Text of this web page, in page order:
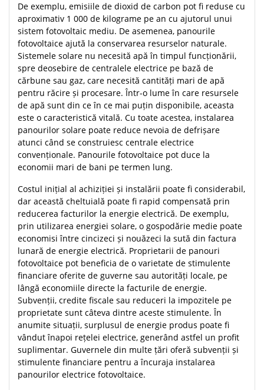
De exemplu, emisiile de dioxid de carbon pot fi reduse cu
aproximativ 1 000 de kilograme pe an cu ajutorul unui
sistem fotovoltaic mediu. De asemenea, panourile
fotovoltaice ajută la conservarea resurselor naturale.
Sistemele solare nu necesită apă în timpul funcționării,
spre deosebire de centralele electrice pe bază de
cărbune sau gaz, care necesită cantități mari de apă
pentru răcire și procesare. Într-o lume în care resursele
de apă sunt din ce în ce mai puțin disponibile, aceasta
este o caracteristică vitală. Cu toate acestea, instalarea
panourilor solare poate reduce nevoia de defrișare
atunci când se construiesc centrale electrice
convenționale. Panourile fotovoltaice pot duce la
economii mari de bani pe termen lung.
Costul inițial al achiziției și instalării poate fi considerabil,
dar această cheltuială poate fi rapid compensată prin
reducerea facturilor la energie electrică. De exemplu,
prin utilizarea energiei solare, o gospodărie medie poate
economisi între cincizeci și nouăzeci la sută din factura
lunară de energie electrică. Proprietarii de panouri
fotovoltaice pot beneficia de o varietate de stimulente
financiare oferite de guverne sau autorități locale, pe
lângă economiile directe la facturile de energie.
Subvenții, credite fiscale sau reduceri la impozitele pe
proprietate sunt câteva dintre aceste stimulente. În
anumite situații, surplusul de energie produs poate fi
vândut înapoi rețelei electrice, generând astfel un profit
suplimentar. Guvernele din multe țări oferă subvenții și
stimulente financiare pentru a încuraja instalarea
panourilor electrice fotovoltaice.